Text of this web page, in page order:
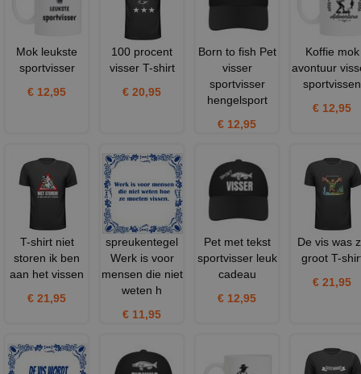
Mok leukste
sportvisser
€ 12,95
100 procent
visser T-shirt
€ 20,95
Born to fish Pet
visser
sportvisser
hengelsport
€ 12,95
Koffie mok
avontuur
sportvissen
€ 12,95
T-shirt niet
storen ik ben
aan het vissen
€ 21,95
spreukentegel
Werk is voor
mensen die niet
weten h
€ 11,95
Pet met tekst
sportvisser leuk
cadeau
€ 12,95
De vis was
groot T-
€ 21,95